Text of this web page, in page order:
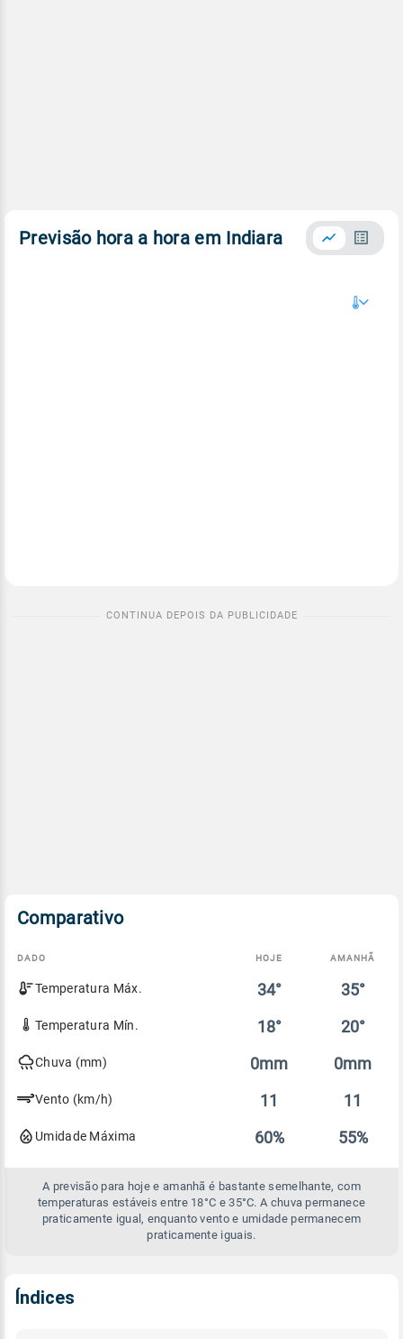
Previsão hora a hora em Indiara
Comparativo
Comparativo
entre
previsão
hoje
DADO HOJE AMANHÃ
Temperatura Máx. 34° 35°
Temperatura Mín. 18° 20°
Chuva (mm) 0mm 0mm
Vento (km/h) 11 11
Umidade Máxima 60% 55%
A previsão para hoje e amanhã é bastante semelhante, com
temperaturas estáveis entre 18°C e 35°C. A chuva permanece
praticamente igual, enquanto vento e umidade permanecem
praticamente iguais.
Índices